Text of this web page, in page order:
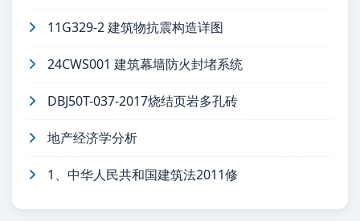
11G329-2 建筑物抗震构造详图
24CWS001 建筑幕墙防火封堵系统
DBJ50T-037-2017烧结页岩多孔砖
地产经济学分析
1、中华人民共和国建筑法2011修